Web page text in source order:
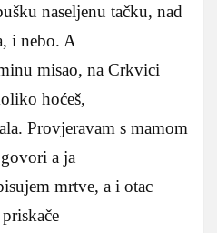
naseljenu tačku, nad
i nebo. A
misao, na Crkvici
hoćeš,
Provjeravam s mamom
a ja
mrtve, a i otac